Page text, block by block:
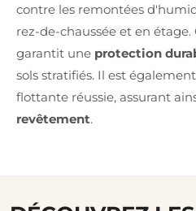
contre les remontées
rez-de-chaussée et en étage.
garantit une protection
sols stratifiés. Il est
flottante réussie, assurant
revêtement.